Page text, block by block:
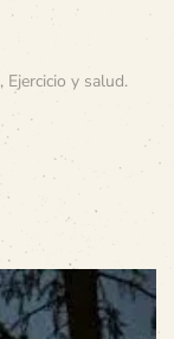
, Ejercicio y salud.